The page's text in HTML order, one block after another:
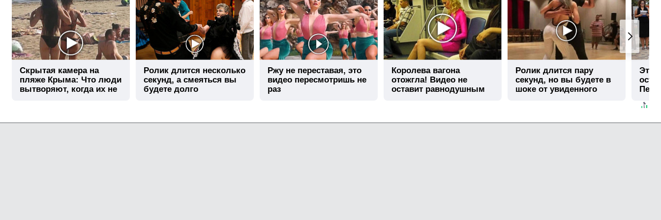
Скрытая камера на
пляже Крыма: Что люди
вытворяют, когда их не
Ролик длится несколько
секунд, а смеяться вы
будете долго
Ржу не переставая, это
видео пересмотришь не
раз
Королева вагона
отожгла! Видео не
оставит равнодушным
Ролик длится пару
секунд, но вы будете в
шоке от увиденного
Этот